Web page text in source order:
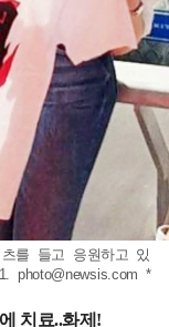
를 들고 응원하고 있
photo@newsis.com *